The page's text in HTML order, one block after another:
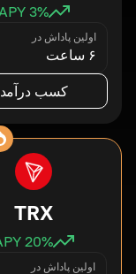
3% APY
اولین پاداش در
۶ ساعت
کسب درآمد
TRX
20% APY
اولین پاداش در